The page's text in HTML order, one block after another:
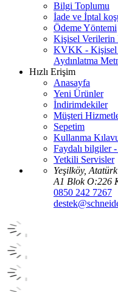
Bilgi Toplumu
İade ve İptal
Ödeme Yöntemi
Kişisel Verilerin
KVKK - Kişisel
Aydınlatma
Hızlı Erişim
Anasayfa
Yeni Ürünler
İndirimdekiler
Müşteri
Sepetim
Kullanma
Faydalı bilgiler
Yetkili Servisler
Yeşilköy,
A1 Blok O:226
0850 242 7267